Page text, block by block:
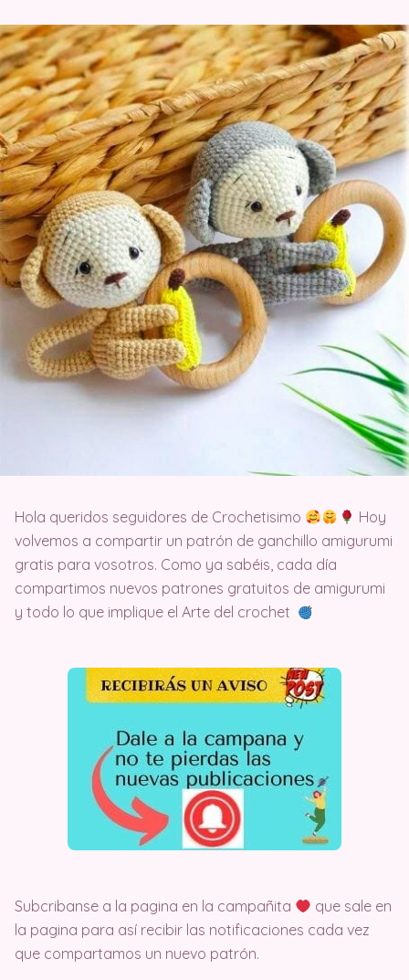
Hola queridos seguidores de Crochetisimo
Hoy
volvemos a compartir un patrón de ganchillo amigurumi
gratis para vosotros. Como ya sabéis, cada día
compartimos nuevos patrones gratuitos de amigurumi
y todo lo que implique el Arte del crochet
Subcribanse a la pagina en la campañita
que sale en
la pagina para así recibir las notificaciones cada vez
que compartamos un nuevo patrón.